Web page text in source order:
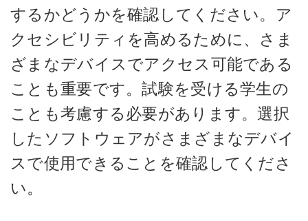
するかどうかを確認してください。ア
クセシビリティを高めるために、さま
ざまなデバイスでアクセス可能である
ことも重要です。試験を受ける学生の
ことも考慮する必要があります。選択
したソフトウェアがさまざまなデバイ
スで使用できることを確認してくださ
い。